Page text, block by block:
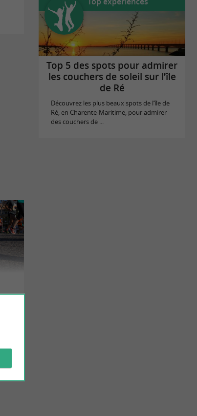
Top 5 des spots pour admirer
les couchers de soleil sur l’île
de Ré
Découvrez les plus beaux spots de l’île de
Ré, en Charente-Maritime, pour admirer
des couchers de ...